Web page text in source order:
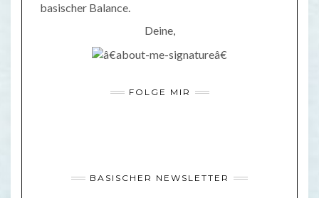
basischer Balance.
Deine,
FOLGE MIR
BASISCHER NEWSLETTER